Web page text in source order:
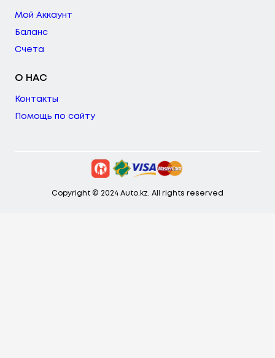
Мой Аккаунт
Баланс
Счета
О НАС
Контакты
Помощь по сайту
Copyright © 2024 Auto.kz. All rights reserved